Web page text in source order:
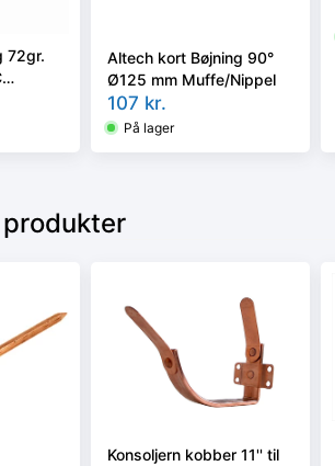
72gr.
ikke
Altech kort Bøjning 90°
Ø125 mm Muffe/Nippel
107 kr.
På lager
Konsoljern kobber 11'' til